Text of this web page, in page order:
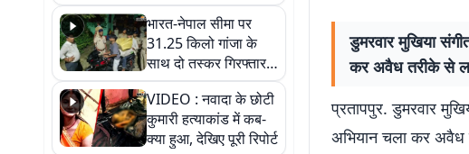
भारत-नेपाल सीमा पर
31.25 किलो गांजा के
साथ दो तस्कर गिरफ्तार,
नेपाली नंबर की बाइक
जब्त
VIDEO : नवादा के छोटी
कुमारी हत्याकांड में कब-
क्या हुआ, देखिए पूरी रिपोर्ट
डुमरवार मुखिया
कर अवैध तरीके से
प्रतापपुर. डुमरवार
अभियान चला कर अवैध